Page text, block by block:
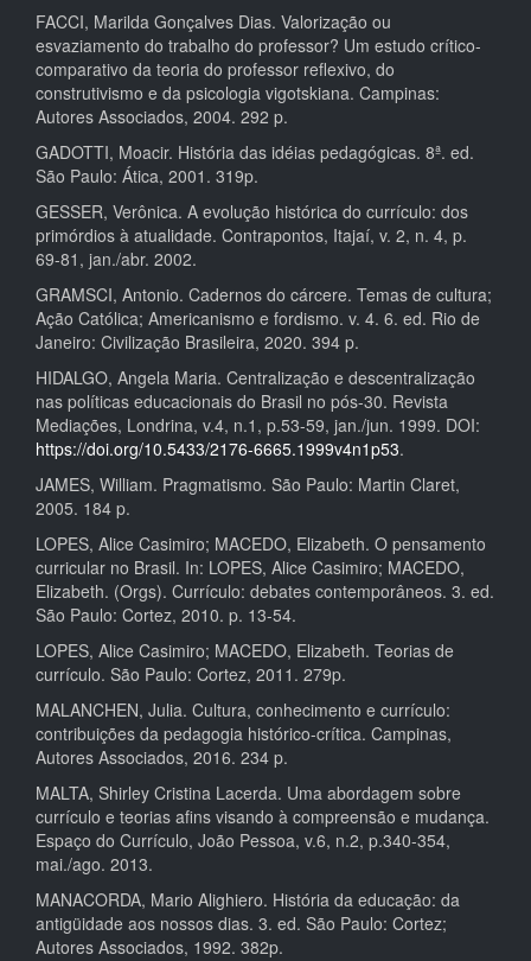
FACCI, Marilda Gonçalves Dias. Valorização ou
esvaziamento do trabalho do professor? Um estudo crítico-
comparativo da teoria do professor reflexivo, do
construtivismo e da psicologia vigotskiana. Campinas:
Autores Associados, 2004. 292 p.
GADOTTI, Moacir. História das idéias pedagógicas. 8ª. ed.
São Paulo: Ática, 2001. 319p.
GESSER, Verônica. A evolução histórica do currículo: dos
primórdios à atualidade. Contrapontos, Itajaí, v. 2, n. 4, p.
69-81, jan./abr. 2002.
GRAMSCI, Antonio. Cadernos do cárcere. Temas de cultura;
Ação Católica; Americanismo e fordismo. v. 4. 6. ed. Rio de
Janeiro: Civilização Brasileira, 2020. 394 p.
HIDALGO, Angela Maria. Centralização e descentralização
nas políticas educacionais do Brasil no pós-30. Revista
Mediações, Londrina, v.4, n.1, p.53-59, jan./jun. 1999. DOI:
https://doi.org/10.5433/2176-6665.1999v4n1p53.
JAMES, William. Pragmatismo. São Paulo: Martin Claret,
2005. 184 p.
LOPES, Alice Casimiro; MACEDO, Elizabeth. O pensamento
curricular no Brasil. In: LOPES, Alice Casimiro; MACEDO,
Elizabeth. (Orgs). Currículo: debates contemporâneos. 3. ed.
São Paulo: Cortez, 2010. p. 13-54.
LOPES, Alice Casimiro; MACEDO, Elizabeth. Teorias de
currículo. São Paulo: Cortez, 2011. 279p.
MALANCHEN, Julia. Cultura, conhecimento e currículo:
contribuições da pedagogia histórico-crítica. Campinas,
Autores Associados, 2016. 234 p.
MALTA, Shirley Cristina Lacerda. Uma abordagem sobre
currículo e teorias afins visando à compreensão e mudança.
Espaço do Currículo, João Pessoa, v.6, n.2, p.340-354,
mai./ago. 2013.
MANACORDA, Mario Alighiero. História da educação: da
antigüidade aos nossos dias. 3. ed. São Paulo: Cortez;
Autores Associados, 1992. 382p.